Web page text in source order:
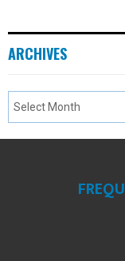
ARCHIVES